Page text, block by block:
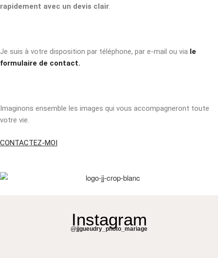
rapidement avec un devis clair.
Je suis à votre disposition par téléphone, par e-mail ou via le
formulaire de contact.
Imaginons ensemble les images qui vous accompagneront toute
votre vie.
CONTACTEZ-MOI
Instagram
@jjgueudry_photo_mariage